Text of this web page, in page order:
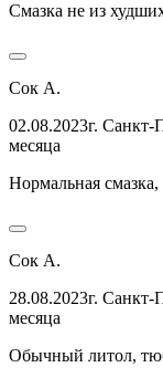
Смазка не из
Сок А.
02.08.2023г. Санкт-
месяца
Нормальная
Сок А.
28.08.2023г. Санкт-
месяца
Обычный литол,